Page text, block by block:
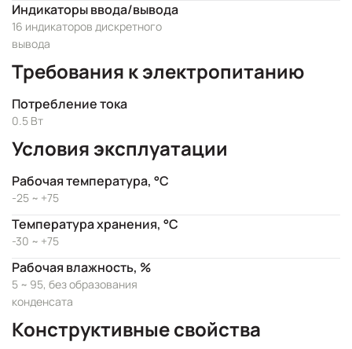
Индикаторы ввода/вывода
16 индикаторов дискретного
вывода
Требования к электропитанию
Потребление тока
0.5 Вт
Условия эксплуатации
Рабочая температура, °C
-25 ~ +75
Температура хранения, °C
-30 ~ +75
Рабочая влажность, %
5 ~ 95, без образования
конденсата
Конструктивные свойства